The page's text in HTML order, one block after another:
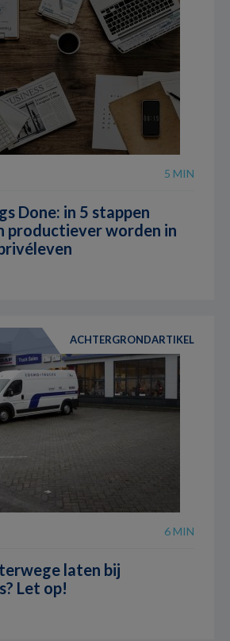
5 MIN
Done: in 5 stappen
productiever worden in
ACHTERGRONDARTIKEL
6 MIN
laten bij
Let op!